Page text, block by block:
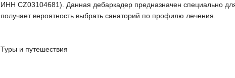
ИНН CZ03104681). Данная дебаркадер предназначен специально
получает вероятность выбрать санаторий по профилю лечения.
Туры и путешествия